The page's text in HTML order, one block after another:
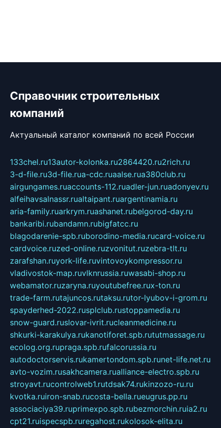
Справочник строительных
компаний
Актуальный каталог компаний по всей России
133chel.ru13autor-kolonka.ru2864420.ru2rich.ru
3-d-file.ru3d-file.rua-cdc.ruaalse.rua380club.ru
airgungames.ruaccounts-112.ruadler-jun.ruadonyev.ru
alfeihavsalnassr.rualtaipant.ruargentinamia.ru
aria-family.ruarkrym.ruashanet.rubelgorod-day.ru
bankaribi.rubandamn.rubigfatcc.ru
blagodarenie-spb.ruborodino-media.rucard-voice.ru
cardvoice.ruzed-online.ruzvonitut.ruzebra-tlt.ru
zarafshan.ruyork-life.ruvintovoykompressor.ru
vladivostok-map.ruvlknrussia.ruwasabi-shop.ru
webamator.ruzaryna.ruyoutubefree.rux-ton.ru
trade-farm.rutajuncos.rutaksu.rutor-lyubov-i-grom.ru
spayderhed-2022.rusplclub.rustoppamedia.ru
snow-guard.ruslovar-ivrit.rucleanmedicine.ru
shkurki-karakulya.rukanotiforet.spb.rututmassage.ru
ecolog.org.rupraga.spb.rufalcorussia.ru
autodoctorservis.rukamertondom.spb.runet-life.net.ru
avto-vozim.rusakhcamera.rualliance-electro.spb.ru
stroyavt.rucontrolweb1.rutdsak74.rukinzozo-ru.ru
kvotka.ruiron-snab.rucosta-bella.rueugrus.pp.ru
associaciya39.ruprimexpo.spb.rubezmorchin.ruia2.ru
cpt21.ruispecspb.ruregahost.rukolosok-elita.ru